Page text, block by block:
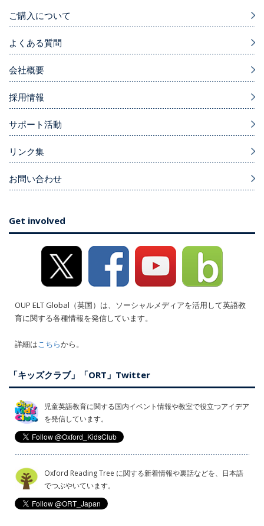
ご購入について
よくある質問
会社概要
採用情報
サポート活動
リンク集
お問い合わせ
Get involved
OUP ELT Global（英国）は、ソーシャルメディアを活用して英語教
育に関する各種情報を発信しています。
詳細はこちらから。
「キッズクラブ」「ORT」Twitter
児童英語教育に関する国内イベント情報や教室で役立つアイデア
を発信しています。
Oxford Reading Tree に関する新着情報や裏話などを、日本語
でつぶやいています。